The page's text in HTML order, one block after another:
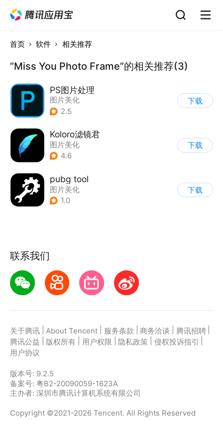
首页 软件 相关推荐
“Miss You Photo Frame”的相关推荐(3)
PS图片处理
图片美化
2.5
下载
Koloro滤镜君
图片美化
4.6
下载
pubg tool
图片美化
1.0
下载
联系我们
关于腾讯 About Tencent 服务条款 商务洽谈 腾讯招聘
腾讯公益
版权所有 用户权限 隐私政策 侵权投诉指引
用户协议
版本号: 9.2.5
备案号: 粤B2-20090059-1623A
主办者: 深圳市腾讯计算机系统有限公司
Copyright ©2021-2026 Tencent. All Rights Reserved